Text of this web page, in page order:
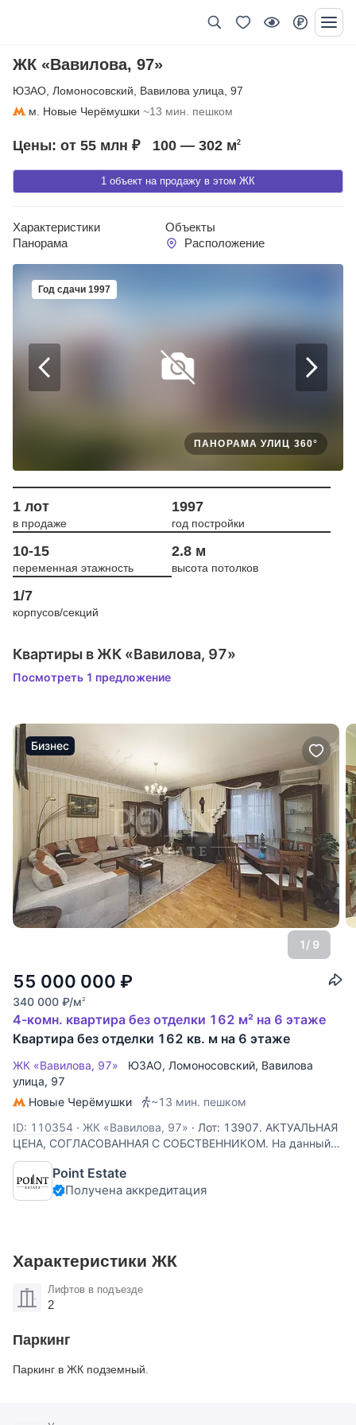
ЖК «Вавилова, 97»
ЮЗАО Ломоносовский Вавилова улица 97
м. Новые Черёмушки ~13 мин. пешком
1 объект на продажу в этом ЖК
Цены: от 55 млн ₽ 100 — 302 м2
Характеристики
Объекты
Панорама
Расположение
Год сдачи 1997
ПАНОРАМА УЛИЦ 360°
1 лот
в продаже
1997
год постройки
10-15
переменная этажность
2.8 м
высота потолков
1/7
корпусов/секций
Квартиры в ЖК «Вавилова, 97»
Посмотреть 1 предложение
Бизнес
1/ 9
55 000 000 ₽
340 000 ₽/м2
4-комн. квартира без отделки 162 м² на 6 этаже
Квартира без отделки 162 кв. м на 6 этаже
ЖК «Вавилова, 97» ЮЗАО, Ломоносовский, Вавилова
улица, 97
Новые Черёмушки
~13 мин. пешком
ID: 110354 · ЖК «Вавилова, 97» · Лот: 13907. АКТУАЛЬНАЯ
ЦЕНА, СОГЛАСОВАННАЯ С СОБСТВЕННИКОМ. На данный
момент отделка в квартире демонтирована, мебель
вывезена - квартира продается в бетоне. Предлагается на
продажу замечательная просторная четырехкомнатная
Point Estate
Получена аккредитация
Характеристики ЖК
Лифтов в подъезде
2
Паркинг
Паркинг в ЖК подземный.